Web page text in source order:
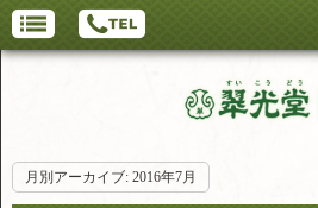
月別アーカイブ: 2016年7月